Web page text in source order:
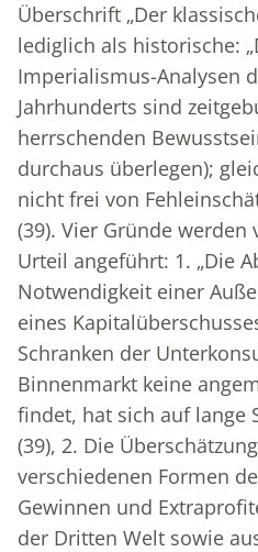
Überschrift „Der
lediglich als historische:
Imperialismus-Analysen
Jahrhunderts sind
herrschenden
durchaus überlegen);
nicht frei von
(39). Vier Gründe
Urteil angeführt: 1. „Die
Notwendigkeit einer
eines
Schranken der
Binnenmarkt keine
findet, hat sich auf lange
(39), 2. Die
verschiedenen Formen
Gewinnen und
der Dritten Welt sowie